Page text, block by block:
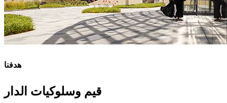
هدفنا
قيم وسلوكيات الدار